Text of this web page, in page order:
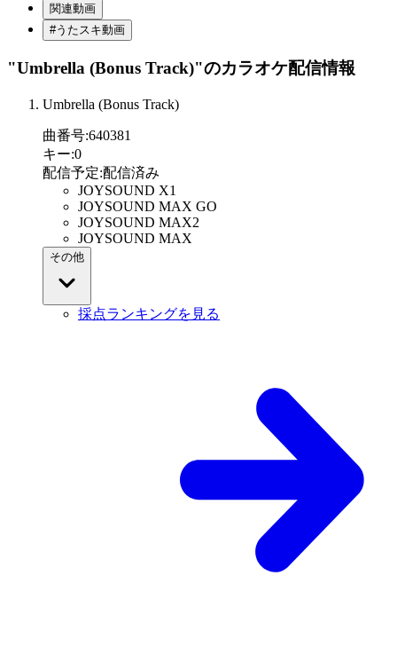
関連動画
#うたスキ動画
"Umbrella (Bonus Track)"のカラオケ配信情報
Umbrella (Bonus Track)
曲番号:640381
キー:0
配信予定:配信済み
JOYSOUND X1
JOYSOUND MAX GO
JOYSOUND MAX2
JOYSOUND MAX
その他
採点ランキングを見る